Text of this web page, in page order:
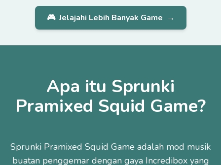
🎮 Jelajahi Lebih Banyak Game →
Apa itu Sprunki
Pramixed Squid Game?
Sprunki Pramixed Squid Game adalah mod musik
buatan penggemar dengan gaya Incredibox yang